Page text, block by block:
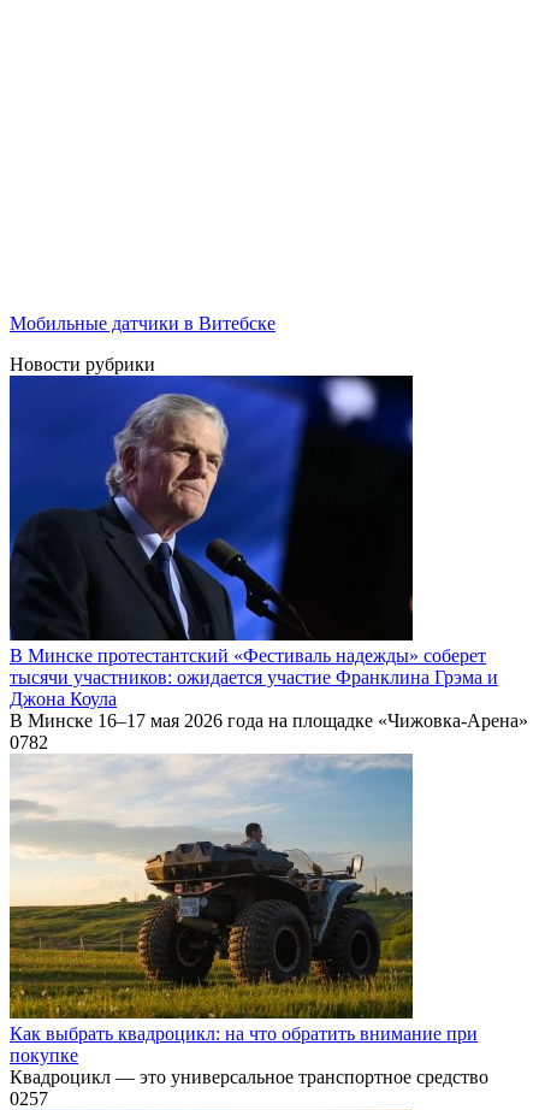
Мобильные датчики в Витебске
Новости рубрики
В Минске протестантский «Фестиваль надежды» соберет
тысячи участников: ожидается участие Франклина Грэма и
Джона Коула
В Минске 16–17 мая 2026 года на площадке «Чижовка-Арена»
0782
Как выбрать квадроцикл: на что обратить внимание при
покупке
Квадроцикл — это универсальное транспортное средство
0257